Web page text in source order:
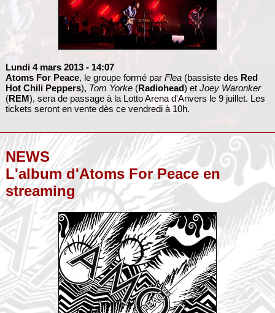
Lundi 4 mars 2013 - 14:07
Atoms For Peace, le groupe formé par Flea(bassiste des Red
Hot Chili Peppers), Tom Yorke(Radiohead) et Joey Waronker
(REM), sera de passage à la Lotto Arena d'Anvers le 9 juillet. Les
tickets seront en vente dès ce vendredi à 10h.
NEWS
L'album d'Atoms For Peace en
streaming